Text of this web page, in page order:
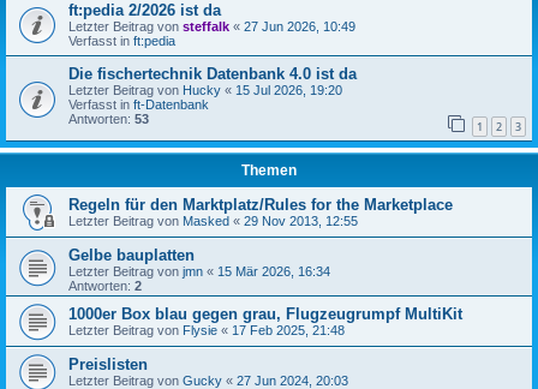
ft:pedia 2/2026 ist da
Letzter Beitrag von steffalk « 27 Jun 2026, 10:49
Verfasst in ft:pedia
Die fischertechnik Datenbank 4.0 ist da
Letzter Beitrag von Hucky « 15 Jul 2026, 19:20
Verfasst in ft-Datenbank
Antworten: 53 1 2 3
Themen
Regeln für den Marktplatz/Rules for the Marketplace
Letzter Beitrag von Masked « 29 Nov 2013, 12:55
Gelbe bauplatten
Letzter Beitrag von jmn « 15 Mär 2026, 16:34
Antworten: 2
1000er Box blau gegen grau, Flugzeugrumpf MultiKit
Letzter Beitrag von Flysie « 17 Feb 2025, 21:48
Preislisten
Letzter Beitrag von Gucky « 27 Jun 2024, 20:03